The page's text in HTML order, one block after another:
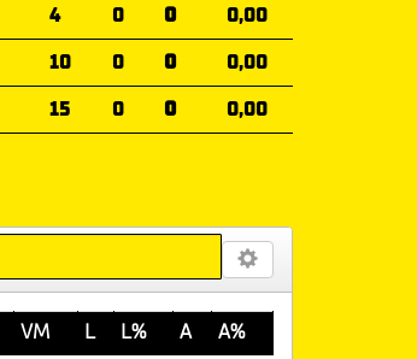
4 0 0
0,00
10 0 0
0,00
15 0 0 0,00
VM L L% A A%